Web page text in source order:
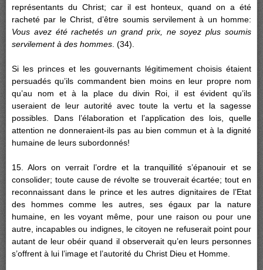
représentants du Christ; car il est honteux, quand on a été
racheté par le Christ, d’être soumis servilement à un homme:
Vous avez été rachetés un grand prix, ne soyez plus soumis
servilement à des hommes . (34).
Si les princes et les gouvernants légitimement choisis étaient
persuadés qu’ils commandent bien moins en leur propre nom
qu’au nom et à la place du divin Roi, il est évident qu’ils
useraient de leur autorité avec toute la vertu et la sagesse
possibles. Dans l’élaboration et l’application des lois, quelle
attention ne donneraient-ils pas au bien commun et à la dignité
humaine de leurs subordonnés!
15. Alors on verrait l’ordre et la tranquillité s’épanouir et se
consolider; toute cause de révolte se trouverait écartée; tout en
reconnaissant dans le prince et les autres dignitaires de l’Etat
des hommes comme les autres, ses égaux par la nature
humaine, en les voyant même, pour une raison ou pour une
autre, incapables ou indignes, le citoyen ne refuserait point pour
autant de leur obéir quand il observerait qu’en leurs personnes
s’offrent à lui l’image et l’autorité du Christ Dieu et Homme.